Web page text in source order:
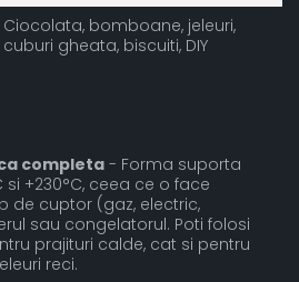
Ciocolata, bomboane, jeleuri,
cuburi gheata, biscuiti, DIY
completa - Forma suporta
+230°C, ceea ce o face
de cuptor (gaz, electric,
sau congelatorul. Poti folosi
prajituri calde, cat si pentru
reci.